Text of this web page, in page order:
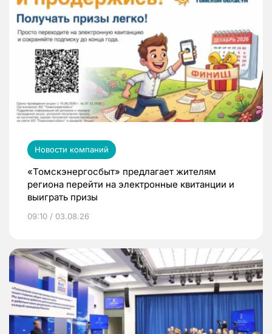
Новости компаний
«Томскэнергосбыт» предлагает жителям
региона перейти на электронные квитанции и
выиграть призы
09:10 / 03.08.26